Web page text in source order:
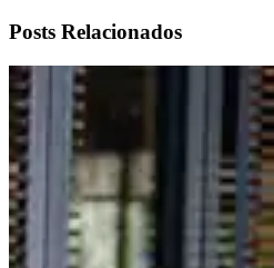
Posts Relacionados